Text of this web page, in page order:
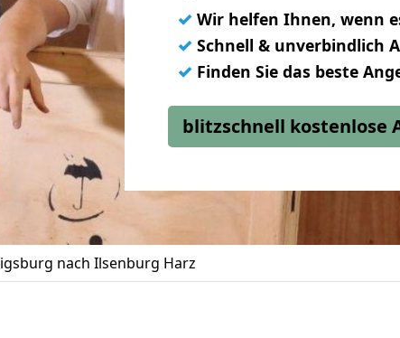
✓ Wir helfen Ihnen, wenn
✓ Schnell & unverbindlich
✓ Finden Sie das beste
blitzschnell kostenlose
nach Ilsenburg Harz